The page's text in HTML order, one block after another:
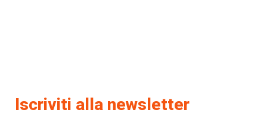
Iscriviti alla newsletter